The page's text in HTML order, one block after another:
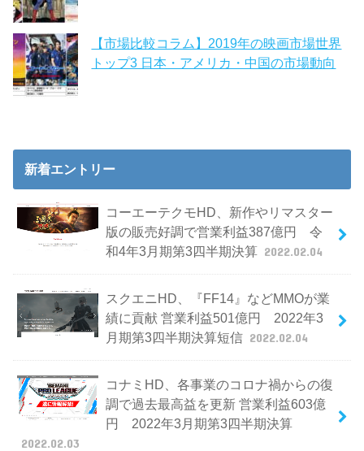
【市場比較コラム】2019年の映画市場世界
トップ3 日本・アメリカ・中国の市場動向
新着エントリー
コーエーテクモHD、新作やリマスター
版の販売好調で営業利益387億円 令
和4年3月期第3四半期決算 2022.02.04
スクエニHD、『FF14』などMMOが業
績に貢献 営業利益501億円 2022年3
月期第3四半期決算短信 2022.02.04
コナミHD、各事業のコロナ禍からの復
調で過去最高益を更新 営業利益603億
円 2022年3月期第3四半期決算
2022.02.03